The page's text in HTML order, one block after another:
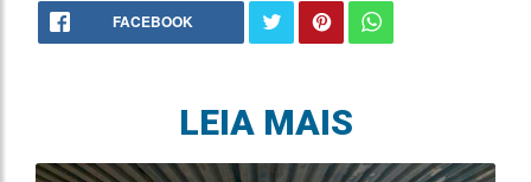
FACEBOOK
LEIA MAIS